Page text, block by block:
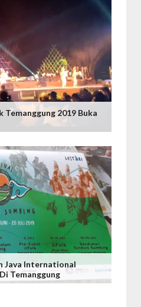
2019 Buka
Java International
Temanggung